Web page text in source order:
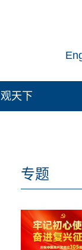
观天下
专题